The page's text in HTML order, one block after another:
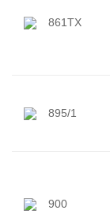
861TX
895/1
900